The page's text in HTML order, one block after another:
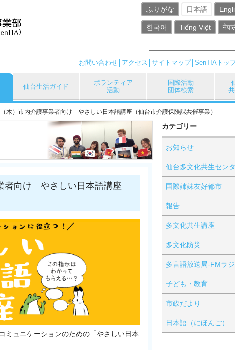
ふりがな 日本語
한국어 Tiếng Việt
お問い合わせ アクセス サイトマップ SenTIAトッ
仙台生活ガイド
ボランティア
活動
国際活動
団体検索
（木）市内介護事業者向け やさしい日本語講座（仙台市介護保険課共催事業）
者向け やさしい日本語講座
ミュニケーションのための「やさしい日本
カテゴリー
お知らせ
仙台多文化共生セン
国際姉妹友好都市
報告
多文化共生講座
多文化防災
多言語放送局-FMラ
子ども・教育
市政だより
日本語（にほんご）